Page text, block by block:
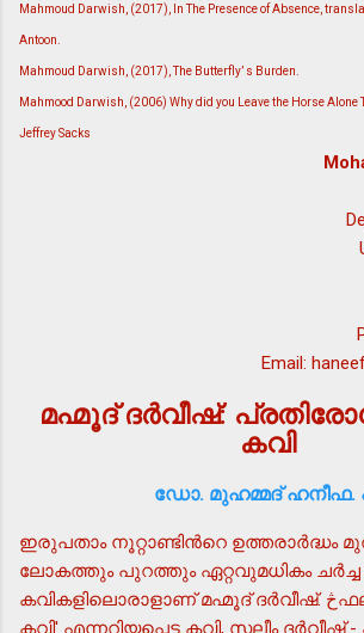
Mahmoud Darwish, (2017), In The Presence of Absence,
Antoon.
Mahmoud Darwish, (2017), The Butterfly’ s Burden.
Mahmood Darwish, (2006) Why did you Leave the Horse
Jeffrey Sacks
Email:
മഹ്മൂദ് ദര്‍വീഷ്:
കവി
ഡോ. മുഹമ്മദ് ഹനീഫ.
ഇരുപതാം നൂറ്റാണ്ടിന്‍റെ
ലോകത്തും പുറത്തും ഏറ്റവുമധികം ചര്‍ച്ച
കവികളിലൊരാളാണ് മഹ്മൂദ് ദര്‍വീഷ്. څഫലസ്തീന്‍റെ ദേശീയ
കവി' എന്നറിയപ്പെട്ട കവി, സലീം